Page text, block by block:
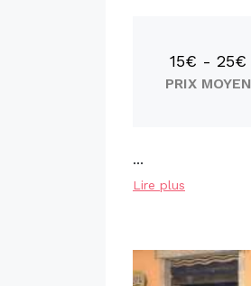
15€ - 25€
PRIX MOYEN
...
Lire plus